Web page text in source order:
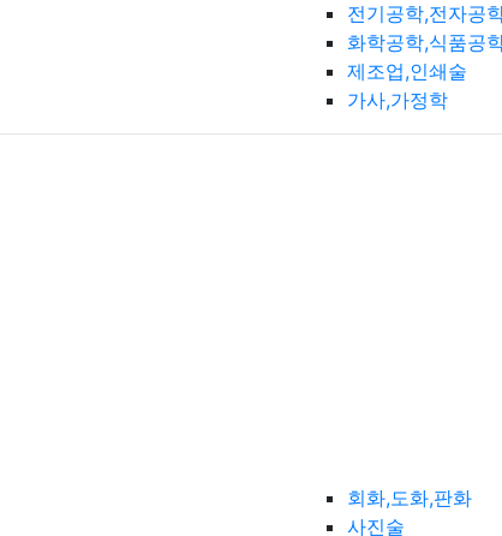
전기공학,전자공
화학공학,식품공
제조업,인쇄술
가사,가정학
회화,도화,판화
사진술